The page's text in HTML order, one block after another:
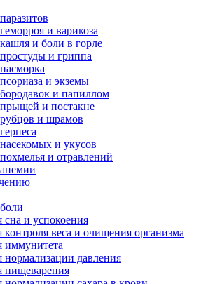
и варикоза
и боли в горле
и гриппа
и экземы
и папиллом
и постакне
и шрамов
и укусов
и отравлений
сна и успокоения
контроля веса и очищения организма
иммунитета
нормализации давления
пищеварения